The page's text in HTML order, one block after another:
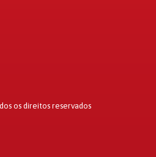
os direitos reservados